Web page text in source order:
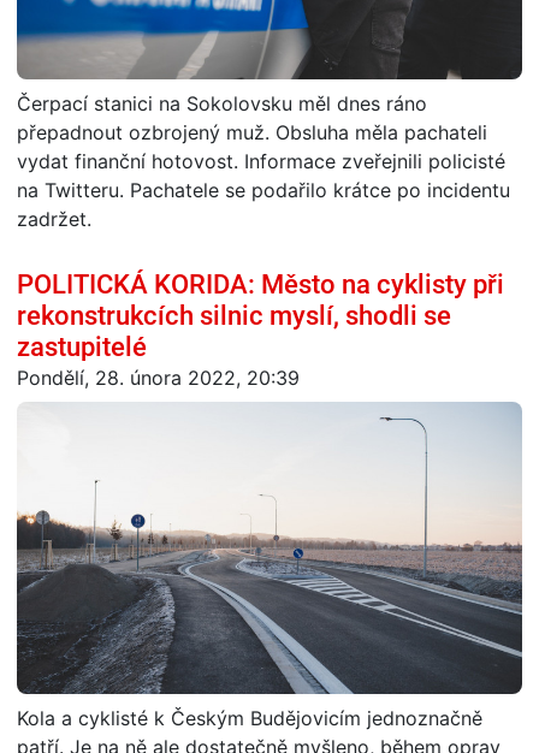
Čerpací stanici na Sokolovsku měl dnes ráno
přepadnout ozbrojený muž. Obsluha měla pachateli
vydat finanční hotovost. Informace zveřejnili policisté
na Twitteru. Pachatele se podařilo krátce po incidentu
zadržet.
POLITICKÁ KORIDA: Město na cyklisty při
rekonstrukcích silnic myslí, shodli se
zastupitelé
Pondělí, 28. února 2022, 20:39
Kola a cyklisté k Českým Budějovicím jednoznačně
patří. Je na ně ale dostatečně myšleno, během oprav